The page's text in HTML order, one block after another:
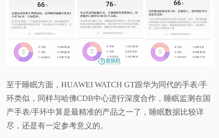
至于睡眠方面，HUAWEI WATCH GT跟华为同代的手表/手
环类似，同样与哈佛CDB中心进行深度合作，睡眠监测在国
产手表/手环中算是最精准的产品之一了，睡眠数据比较详
尽，还是有一定参考意义的。